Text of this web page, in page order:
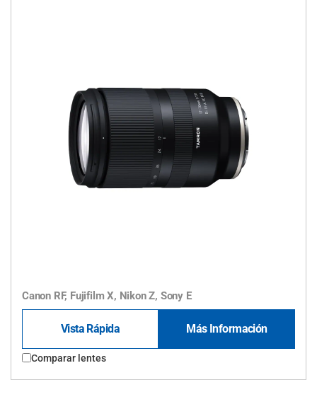
Canon RF, Fujifilm X, Nikon Z, Sony E
Vista Rápida Más Información
Comparar lentes